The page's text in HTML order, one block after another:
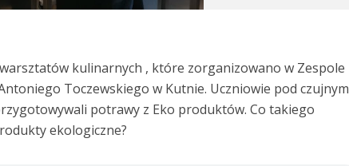
kulinarnych , które zorganizowano w Zespole
Toczewskiego w Kutnie. Uczniowie pod czujnym
potrawy z Eko produktów. Co takiego
ekologiczne?